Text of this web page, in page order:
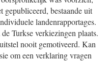
bestaande uit
landenrapportages.
Turkse verkiezingen plaats.
nooit gemotiveerd. Kan
om een verklaring vragen